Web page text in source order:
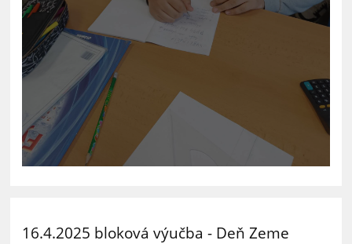
16.4.2025 bloková výučba - Deň Zeme